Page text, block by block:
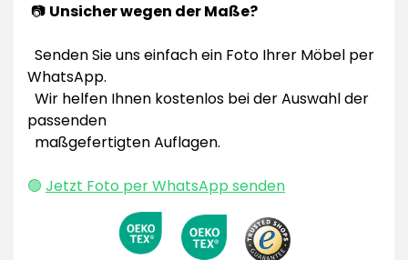
📷 Unsicher wegen der Maße?
Senden Sie uns einfach ein Foto Ihrer Möbel per
WhatsApp.
Wir helfen Ihnen kostenlos bei der Auswahl der
passenden
maßgefertigten Auflagen.
🟢 Jetzt Foto per WhatsApp senden